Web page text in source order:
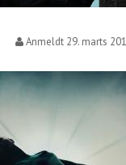
Anmeldt 29. marts